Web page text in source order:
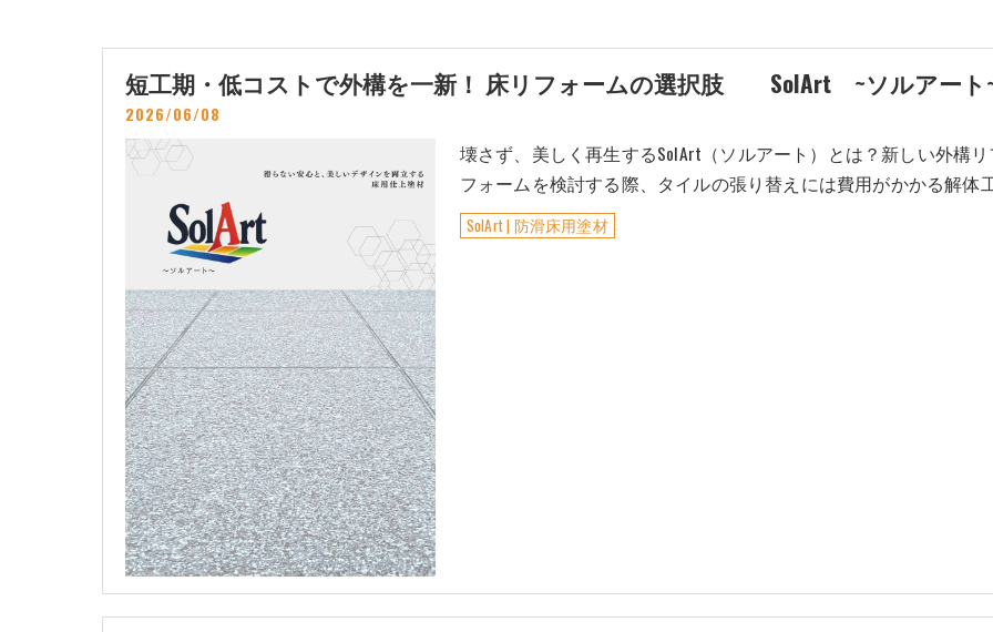
短工期・低コストで外構を一新！ 床リフォームの選択肢 SolArt ~ソルアート
2026/06/08
壊さず、美しく再生するSolArt（ソルアート）とは？新しい外構
フォームを検討する際、タイルの張り替えには費用がかかる解体
SolArt | 防滑床用塗材